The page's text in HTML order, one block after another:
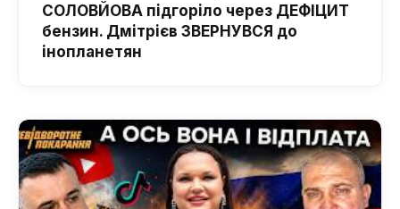
СОЛОВЙОВА підгоріло через ДЕФІЦИТ
бензин. Дмітрієв ЗВЕРНУВСЯ до
інопланетян